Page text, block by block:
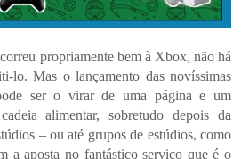
propriamente bem à Xbox, não há
lo. Mas o lançamento das novíssimas
ser o virar de uma página e um
alimentar, sobretudo depois da
– ou até grupos de estúdios, como
a aposta no fantástico serviço que é o